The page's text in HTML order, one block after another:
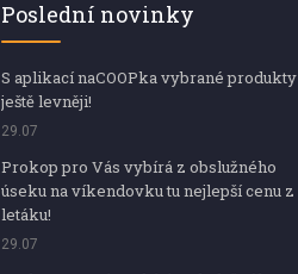
Poslední novinky
S aplikací naCOOPka vybrané produkty
ještě levněji!
29.07
Prokop pro Vás vybírá z obslužného
úseku na víkendovku tu nejlepší cenu z
letáku!
29.07